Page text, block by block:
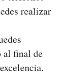
realizar
al final de